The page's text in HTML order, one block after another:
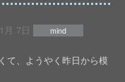
月 7日 mind
て、ようやく昨日から模